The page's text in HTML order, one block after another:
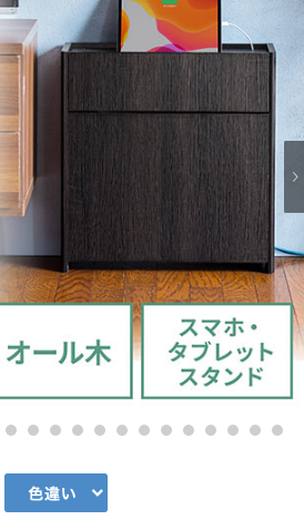
10 11 12 13 14 15 16 17 18 19 20